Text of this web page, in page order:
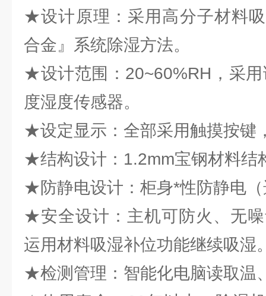
★设计原理：采用高分子材料
合金』系统除湿方法。
★设计范围：20~60%RH，采
度湿度传感器。
★设定显示：全部采用触摸按键
★结构设计：1.2mm宝钢材料结
★防静电设计：柜身*性防静电
★安全设计：主机可防火、无
运用材料吸湿补位功能继续吸湿
★检测管理：智能化电脑读取温